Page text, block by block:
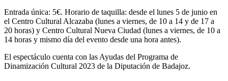
Entrada única: 5€. Horario de taquilla: desde el lunes 5 de junio en
el Centro Cultural Alcazaba (lunes a viernes, de 10 a 14 y de 17 a
20 horas) y Centro Cultural Nueva Ciudad (lunes a viernes, de 10 a
14 horas y mismo día del evento desde una hora antes).
El espectáculo cuenta con las Ayudas del Programa de
Dinamización Cultural 2023 de la Diputación de Badajoz.